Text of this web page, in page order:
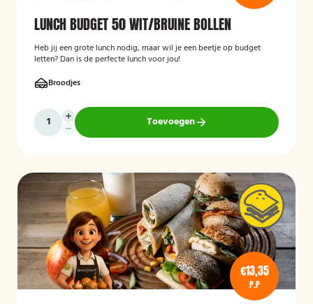
LUNCH BUDGET 50 WIT/BRUINE BOLLEN
Heb jij een grote lunch nodig, maar wil je een beetje op budget
letten? Dan is de perfecte lunch voor jou!
Broodjes
Toevoegen
€13,35
P.P